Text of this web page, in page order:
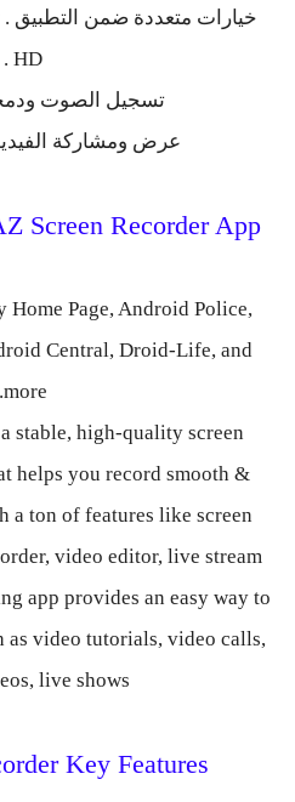
خيارات متعددة ضمن التطبيق .
HD .
تسجيل الصوت
عرض ومشاركة
Screen Recorder App
Home Page, Android Police,
Central, Droid-Life, and
more.
stable, high-quality screen
helps you record smooth &
a ton of features like screen
video editor, live stream
app provides an easy way to
as video tutorials, video calls,
live shows.
Key Features